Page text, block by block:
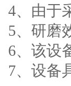
4、由于
5、研磨
6、该设
7、设备